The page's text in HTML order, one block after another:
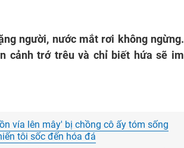
người, nước mắt rơi không ngừng.
cảnh trớ trêu và chỉ biết hứa sẽ im
vía lên mây' bị chồng cô ấy tóm sống
tôi sốc đến hóa đá